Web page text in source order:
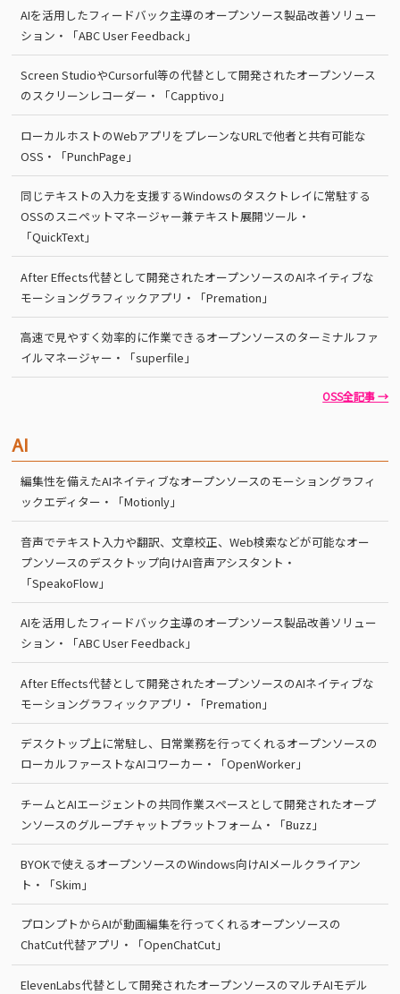
AIを活用したフィードバック主導のオープンソース製品改善ソリュー
ション・「ABC User Feedback」
Screen StudioやCursorful等の代替として開発されたオープンソース
のスクリーンレコーダー・「Capptivo」
ローカルホストのWebアプリをプレーンなURLで他者と共有可能な
OSS・「PunchPage」
同じテキストの入力を支援するWindowsのタスクトレイに常駐する
OSSのスニペットマネージャー兼テキスト展開ツール・
「QuickText」
After Effects代替として開発されたオープンソースのAIネイティブな
モーショングラフィックアプリ・「Premation」
高速で見やすく効率的に作業できるオープンソースのターミナルファ
イルマネージャー・「superfile」
OSS全記事 →
AI
編集性を備えたAIネイティブなオープンソースのモーショングラフィ
ックエディター・「Motionly」
音声でテキスト入力や翻訳、文章校正、Web検索などが可能なオー
プンソースのデスクトップ向けAI音声アシスタント・
「SpeakoFlow」
AIを活用したフィードバック主導のオープンソース製品改善ソリュー
ション・「ABC User Feedback」
After Effects代替として開発されたオープンソースのAIネイティブな
モーショングラフィックアプリ・「Premation」
デスクトップ上に常駐し、日常業務を行ってくれるオープンソースの
ローカルファーストなAIコワーカー・「OpenWorker」
チームとAIエージェントの共同作業スペースとして開発されたオープ
ンソースのグループチャットプラットフォーム・「Buzz」
BYOKで使えるオープンソースのWindows向けAIメールクライアン
ト・「Skim」
プロンプトからAIが動画編集を行ってくれるオープンソースの
ChatCut代替アプリ・「OpenChatCut」
ElevenLabs代替として開発されたオープンソースのマルチAIモデル